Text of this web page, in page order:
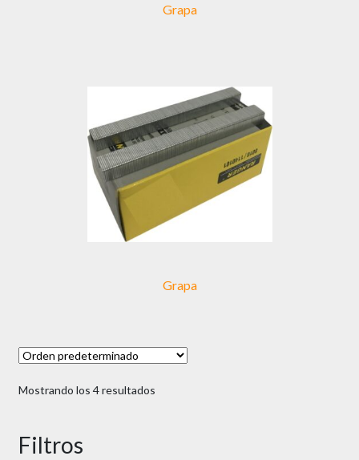
Grapa
Grapa
Mostrando los 4 resultados
Filtros